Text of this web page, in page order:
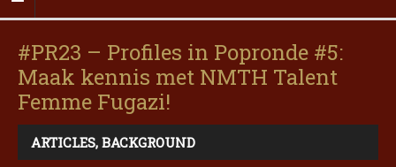
#PR23 – Profiles in Popronde #5:
Maak kennis met NMTH Talent
Femme Fugazi!
ARTICLES, BACKGROUND